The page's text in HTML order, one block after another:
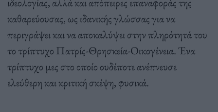
καθαρεύουσας, ως ιδανικής γλώσσας για να
περιγράψει και να αποκαλύψει στην πληρότητά του
το τρίπτυχο Πατρίς-Θρησκεία-Οικογένεια. Ένα
τρίπτυχο μες στο οποίο ουδέποτε ανέπνευσε
ελεύθερη και κριτική σκέψη, φυσικά.